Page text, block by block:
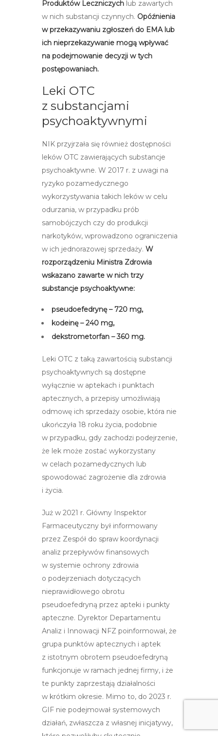
Produktów Leczniczych lub zawartych
w nich substancji czynnych. Opóźnienia
w przekazywaniu zgłoszeń do EMA lub
ich nieprzekazywanie mogą wpływać
na podejmowanie decyzji w tych
postępowaniach.
Leki OTC
z substancjami
psychoaktywnymi
NIK przyjrzała się również dostępności
leków OTC zawierających substancje
psychoaktywne. W 2017 r. z uwagi na
ryzyko pozamedycznego
wykorzystywania takich leków w celu
odurzania, w przypadku prób
samobójczych czy do produkcji
narkotyków, wprowadzono ograniczenia
w ich jednorazowej sprzedaży. W
rozporządzeniu Ministra Zdrowia
wskazano zawarte w nich trzy
substancje psychoaktywne:
pseudoefedrynę – 720 mg,
kodeinę – 240 mg,
dekstrometorfan – 360 mg.
Leki OTC z taką zawartością substancji
psychoaktywnych są dostępne
wyłącznie w aptekach i punktach
aptecznych, a przepisy umożliwiają
odmowę ich sprzedaży osobie, która nie
ukończyła 18 roku życia, podobnie
w przypadku, gdy zachodzi podejrzenie,
że lek może zostać wykorzystany
w celach pozamedycznych lub
spowodować zagrożenie dla zdrowia
i życia.
Już w 2021 r. Główny Inspektor
Farmaceutyczny był informowany
przez Zespół do spraw koordynacji
analiz przepływów finansowych
w systemie ochrony zdrowia
o podejrzeniach dotyczących
nieprawidłowego obrotu
pseudoefedryną przez apteki i punkty
apteczne. Dyrektor Departamentu
Analiz i Innowacji NFZ poinformował, że
grupa punktów aptecznych i aptek
z istotnym obrotem pseudoefedryną
funkcjonuje w ramach jednej firmy, i że
te punkty zaprzestają działalności
w krótkim okresie. Mimo to, do 2023 r.
GIF nie podejmował systemowych
działań, zwłaszcza z własnej inicjatywy,